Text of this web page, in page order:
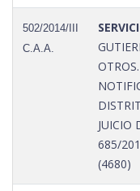
502/2014/III
C.A.A.
JUICIO
685/
(4680)